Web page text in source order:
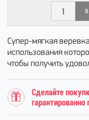
Супер-мягкая
использования
чтобы получить
Сделайте
гарантированно